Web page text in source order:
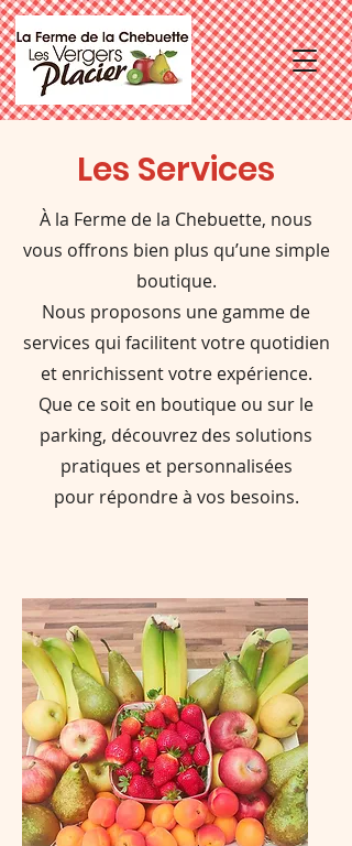
Les Services
À la Ferme de la Chebuette, nous
vous offrons bien plus qu’une simple
boutique.
Nous proposons une gamme de
services qui facilitent votre quotidien
et enrichissent votre expérience.
Que ce soit en boutique ou sur le
parking, découvrez des solutions
pratiques et personnalisées
pour répondre à vos besoins.